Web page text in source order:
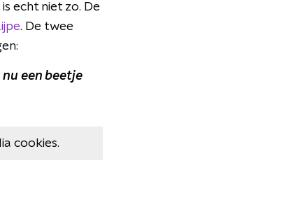
echt niet zo. De
. De twee
een beetje
cookies.